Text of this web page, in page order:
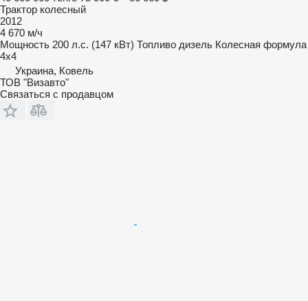
Трактор колесный
2012
4 670 м/ч
Мощность 200 л.с. (147 кВт) Топливо дизель Колесная формула
4x4
Украина, Ковель
ТОВ "Визавто"
Связаться с продавцом